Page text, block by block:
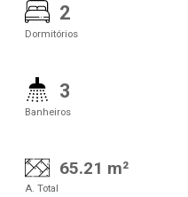
2
Dormitórios
3
Banheiros
65.21 m²
A. Total